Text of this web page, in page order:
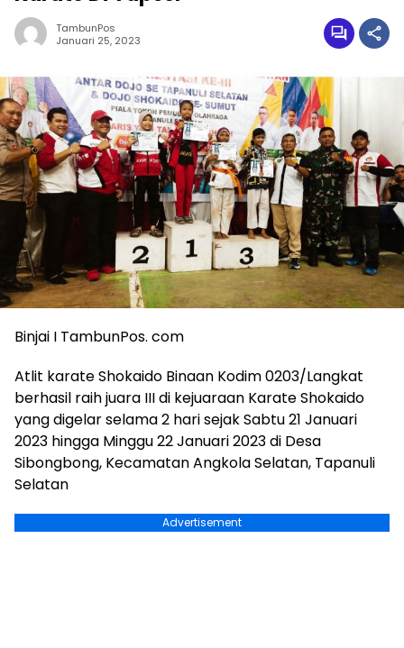
TambunPos
Januari 25, 2023
Binjai I TambunPos. com
Atlit karate Shokaido Binaan Kodim 0203/Langkat
berhasil raih juara III di kejuaraan Karate Shokaido
yang digelar selama 2 hari sejak Sabtu 21 Januari
2023 hingga Minggu 22 Januari 2023 di Desa
Sibongbong, Kecamatan Angkola Selatan, Tapanuli
Selatan
Advertisement